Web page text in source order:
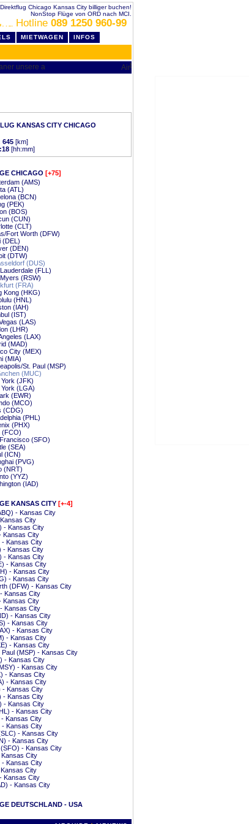
Direktflug Chicago Kansas City billiger buchen!
NonStop Flüge von ORD nach MCI.
Hotline 089 1250 960-99
MIETWAGEN INFOS
KANSAS CITY CHICAGO
645 [km]
[hh:mm]
CHICAGO [+75]
(AMS)
(ATL)
(BCN)
(PEK)
(BOS)
(CUN)
(CLT)
Fort Worth (DFW)
(DEL)
(DEN)
(DTW)
(DUS)
(FLL)
(RSW)
(FRA)
Kong (HKG)
(HNL)
(IAH)
(IST)
(LAS)
(LHR)
(LAX)
(MAD)
City (MEX)
(MIA)
St. Paul (MSP)
(MUC)
(JFK)
(LGA)
(EWR)
(MCO)
(CDG)
(PHL)
(PHX)
(FCO)
(SFO)
(SEA)
(ICN)
(PVG)
(NRT)
(YYZ)
(IAD)
KANSAS CITY [+-4]
- Kansas City
City
- Kansas City
Kansas City
Kansas City
- Kansas City
- Kansas City
- Kansas City
- Kansas City
- Kansas City
(DFW) - Kansas City
Kansas City
Kansas City
Kansas City
- Kansas City
- Kansas City
- Kansas City
- Kansas City
- Kansas City
Paul (MSP) - Kansas City
- Kansas City
- Kansas City
- Kansas City
- Kansas City
- Kansas City
- Kansas City
- Kansas City
- Kansas City
Kansas City
- Kansas City
- Kansas City
- Kansas City
- Kansas City
City
- Kansas City
City
Kansas City
- Kansas City
DEUTSCHLAND - USA